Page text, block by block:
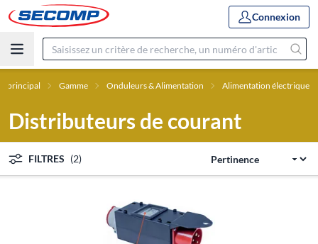
Connexion
principal Gamme Onduleurs & Alimentation Alimentation électrique
Distributeurs de courant
FILTRES (2)